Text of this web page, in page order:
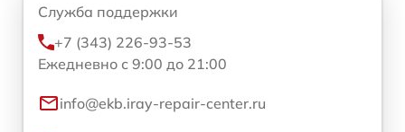
Служба поддержки
+7 (343) 226-93-53
Ежедневно с 9:00 до 21:00
info@ekb.iray-repair-center.ru